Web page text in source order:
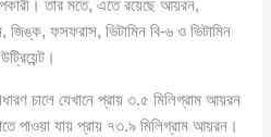
তার মতে, এতে রয়েছে আয়রন,
জিঙ্ক, ফসফরাস, ভিটামিন বি-৬ ও ভিটামিন
চালে যেখানে প্রায় ৩.৫ মিলিগ্রাম আয়রন
পাওয়া যায় প্রায় ৭৩.৯ মিলিগ্রাম আয়রন।